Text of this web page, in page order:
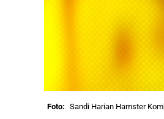
Sandi Harian Hamster